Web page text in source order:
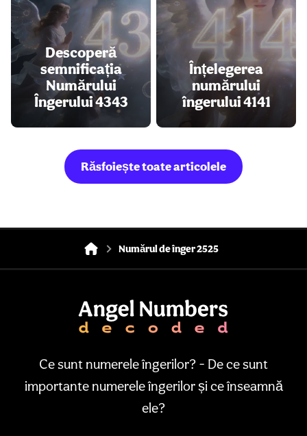
Descoperă
semnificația
Numărului
Îngerului 4343
Înțelegerea
numărului
îngerului 4141
Răsfoiește toate articolele
Numărul de înger 2525
Ce sunt numerele îngerilor? - De ce sunt
importante numerele îngerilor și ce înseamnă
ele?